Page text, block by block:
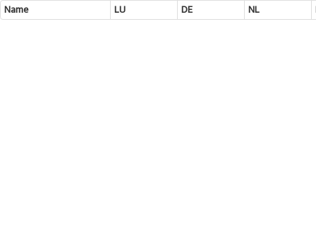
Name LU DE NL